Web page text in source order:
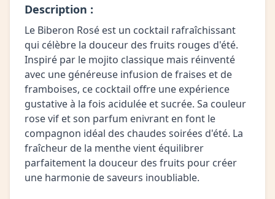
Description :
Le Biberon Rosé est un cocktail rafraîchissant
qui célèbre la douceur des fruits rouges d'été.
Inspiré par le mojito classique mais réinventé
avec une généreuse infusion de fraises et de
framboises, ce cocktail offre une expérience
gustative à la fois acidulée et sucrée. Sa couleur
rose vif et son parfum enivrant en font le
compagnon idéal des chaudes soirées d'été. La
fraîcheur de la menthe vient équilibrer
parfaitement la douceur des fruits pour créer
une harmonie de saveurs inoubliable.